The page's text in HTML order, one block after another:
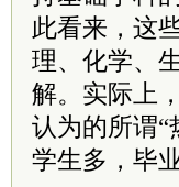
此看来，这
理、化学、
解。实际上
认为的所谓“
学生多，毕